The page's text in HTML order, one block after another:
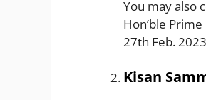
You may also
Hon’ble
27th Feb.
Kisan